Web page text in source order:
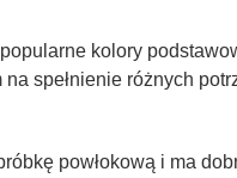
kolory
spełnienie różnych
powłokową i ma